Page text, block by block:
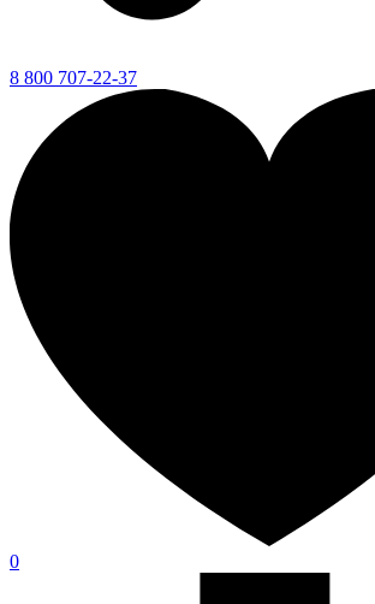
8 800 707-22-37
0